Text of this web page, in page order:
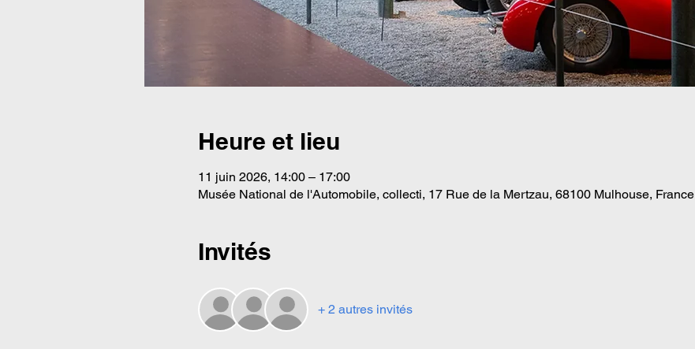
Heure et lieu
11 juin 2026, 14:00 – 17:00
Musée National de l'Automobile, collecti, 17 Rue de la Mertzau, 68100 Mulhouse, France
Invités
+ 2 autres invités